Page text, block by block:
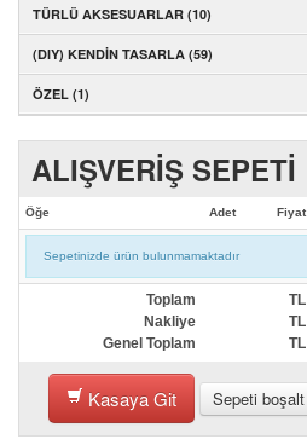
TÜRLÜ AKSESUARLAR (10)
(DIY) KENDİN TASARLA (59)
ÖZEL (1)
ALIŞVERİŞ SEPETİ
Öğe Adet Fiyat
Sepetinizde ürün bulunmamaktadır
Toplam TL
Nakliye
TL
Genel Toplam
TL
Kasaya Git Sepeti boşalt